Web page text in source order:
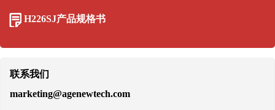
H226SJ产品规格书
联系我们
marketing@agenewtech.com